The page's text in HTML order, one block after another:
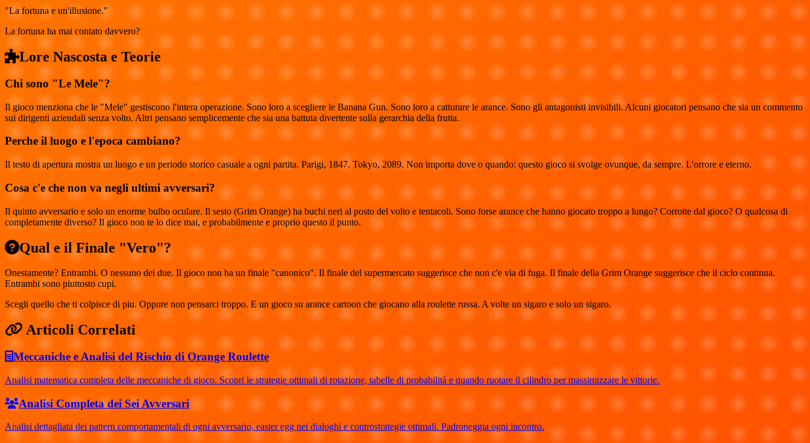
"La fortuna e un'illusione."
La fortuna ha mai contato davvero?
Lore Nascosta e Teorie
Chi sono "Le Mele"?
Il gioco menziona che le "Mele" gestiscono l'intera operazione. Sono loro a scegliere le Banana Gun. Sono loro a catturare le arance. Sono gli antagonisti invisibili. Alcuni giocatori pensano che sia un commento
sui dirigenti aziendali senza volto. Altri pensano semplicemente che sia una battuta divertente sulla gerarchia della frutta.
Perche il luogo e l'epoca cambiano?
Il testo di apertura mostra un luogo e un periodo storico casuale a ogni partita. Parigi, 1847. Tokyo, 2089. Non importa dove o quando: questo gioco si svolge ovunque, da sempre. L'orrore e eterno.
Cosa c'e che non va negli ultimi avversari?
Il quinto avversario e solo un enorme bulbo oculare. Il sesto (Grim Orange) ha buchi neri al posto del volto e tentacoli. Sono forse arance che hanno giocato troppo a lungo? Corrotte dal gioco? O qualcosa di
completamente diverso? Il gioco non te lo dice mai, e probabilmente e proprio questo il punto.
Qual e il Finale "Vero"?
Onestamente? Entrambi. O nessuno dei due. Il gioco non ha un finale "canonico". Il finale del supermercato suggerisce che non c'e via di fuga. Il finale della Grim Orange suggerisce che il ciclo continua.
Entrambi sono piuttosto cupi.
Scegli quello che ti colpisce di piu. Oppure non pensarci troppo. E un gioco su arance cartoon che giocano alla roulette russa. A volte un sigaro e solo un sigaro.
Articoli Correlati
Meccaniche e Analisi del Rischio di Orange Roulette
Analisi matematica completa delle meccaniche di gioco. Scopri le strategie ottimali di rotazione, tabelle di probabilità e quando ruotare il cilindro per massimizzare le vittorie.
Analisi Completa dei Sei Avversari
Analisi dettagliata dei pattern comportamentali di ogni avversario, easter egg nei dialoghi e controstrategie ottimali. Padroneggia ogni incontro.